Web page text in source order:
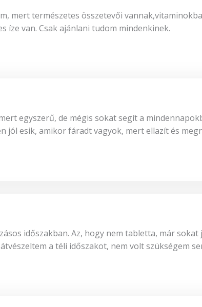
mert természetes összetevői
íze van. Csak ajánlani tudom mindenkinek.
egyszerű, de mégis sokat segít a
jól esik, amikor fáradt vagyok, mert ellazít és
időszakban. Az, hogy nem tabletta, már
a téli időszakot, nem volt szükségem